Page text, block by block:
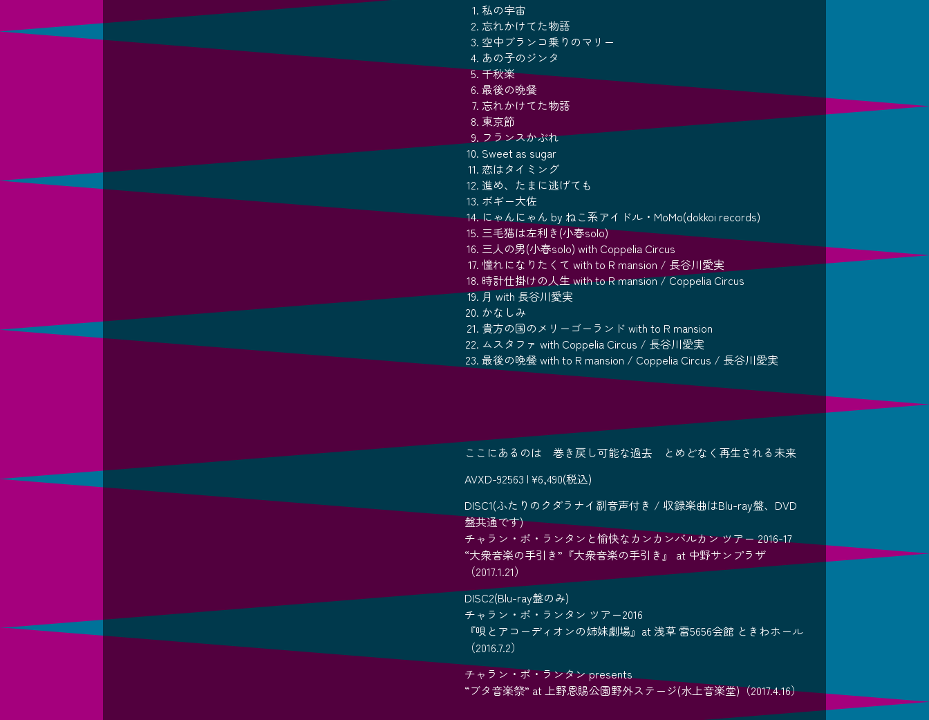
私の宇宙
忘れかけてた物語
空中ブランコ乗りのマリー
あの子のジンタ
千秋楽
最後の晩餐
忘れかけてた物語
東京節
フランスかぶれ
Sweet as sugar
恋はタイミング
進め、たまに逃げても
ボギー大佐
にゃんにゃん by ねこ系アイドル・MoMo(dokkoi records)
三毛猫は左利き(小春solo)
三人の男(小春solo) with Coppelia Circus
憧れになりたくて with to R mansion / 長谷川愛実
時計仕掛けの人生 with to R mansion / Coppelia Circus
月 with 長谷川愛実
かなしみ
貴方の国のメリーゴーランド with to R mansion
ムスタファ with Coppelia Circus / 長谷川愛実
最後の晩餐 with to R mansion / Coppelia Circus / 長谷川愛実
ここにあるのは 巻き戻し可能な過去 とめどなく再生される未来
AVXD-92563 | ¥6,490(税込)
DISC1(ふたりのクダラナイ副音声付き / 収録楽曲はBlu-ray盤、DVD
盤共通です)
チャラン・ポ・ランタンと愉快なカンカンバルカン ツアー 2016-17
“大衆音楽の手引き”『大衆音楽の手引き』 at 中野サンプラザ
（2017.1.21）
DISC2(Blu-ray盤のみ)
チャラン・ポ・ランタン ツアー2016
『唄とアコーディオンの姉妹劇場』at 浅草 雷5656会館 ときわホール
（2016.7.2）
チャラン・ポ・ランタン presents
“ブタ音楽祭” at 上野恩賜公園野外ステージ(水上音楽堂)（2017.4.16）